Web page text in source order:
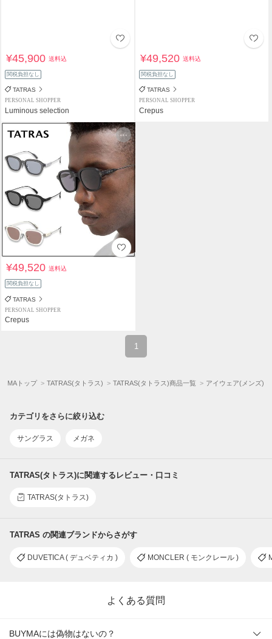
¥45,900送料込
関税負担なし
TATRAS
PERSONAL SHOPPER
Luminous selection
¥49,520送料込
関税負担なし
TATRAS
PERSONAL SHOPPER
Crepus
¥49,520送料込
関税負担なし
TATRAS
PERSONAL SHOPPER
Crepus
1
トップ TATRAS(タトラス) TATRAS(タトラス)商品一覧 アイウェア(メンズ)
カテゴリをさらに絞り込む
サングラス メガネ
TATRAS(タトラス)に関連するレビュー・口コミ
TATRAS(タトラス)
TATRAS の関連ブランドからさがす
DUVETICA ( デュベティカ ) MONCLER ( モンクレール )
よくある質問
BUYMAには偽物はないの？